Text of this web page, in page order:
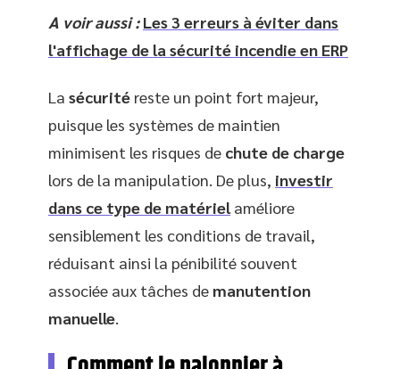
A voir aussi : Les 3 erreurs à éviter dans
l'affichage de la sécurité incendie en ERP
La sécurité reste un point fort majeur,
puisque les systèmes de maintien
minimisent les risques de chute de charge
lors de la manipulation. De plus, investir
dans ce type de matérielaméliore
sensiblement les conditions de travail,
réduisant ainsi la pénibilité souvent
associée aux tâches de manutention
manuelle.